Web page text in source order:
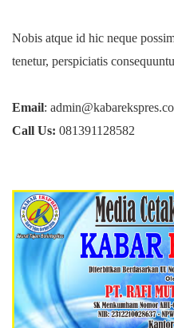
Nobis atque id hic neque
tenetur, perspiciatis
Email:
Call Us: 081391128582